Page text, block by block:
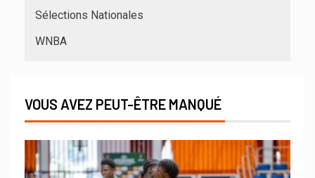
Sélections Nationales
WNBA
VOUS AVEZ PEUT-ÊTRE MANQUÉ